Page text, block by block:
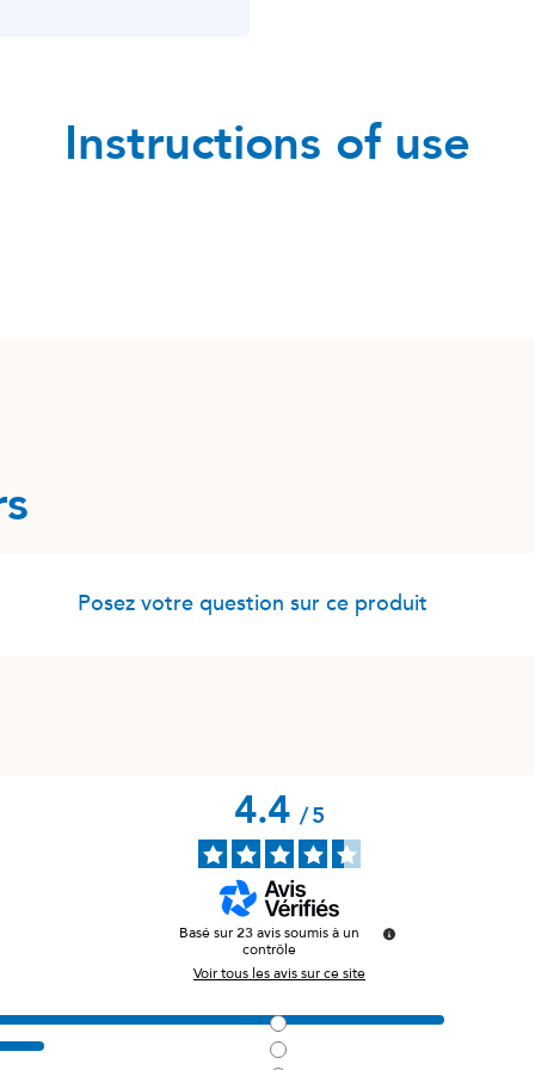
Instructions of use
Posez votre question sur ce produit
4.4/5
Basé sur23 avis soumis à un
contrôle
Voir tous les avis sur ce site